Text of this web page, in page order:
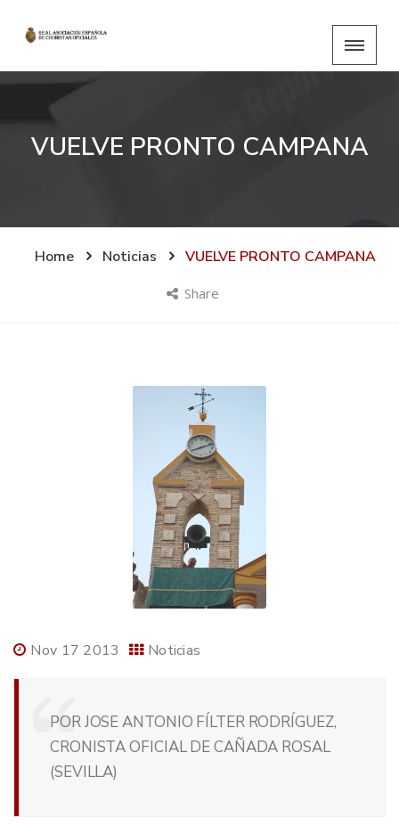
VUELVE PRONTO CAMPANA
Home Noticias VUELVE PRONTO CAMPANA
Share
Nov 17 2013 Noticias
POR JOSE ANTONIO FÍLTER RODRÍGUEZ,
CRONISTA OFICIAL DE CAÑADA ROSAL
(SEVILLA)